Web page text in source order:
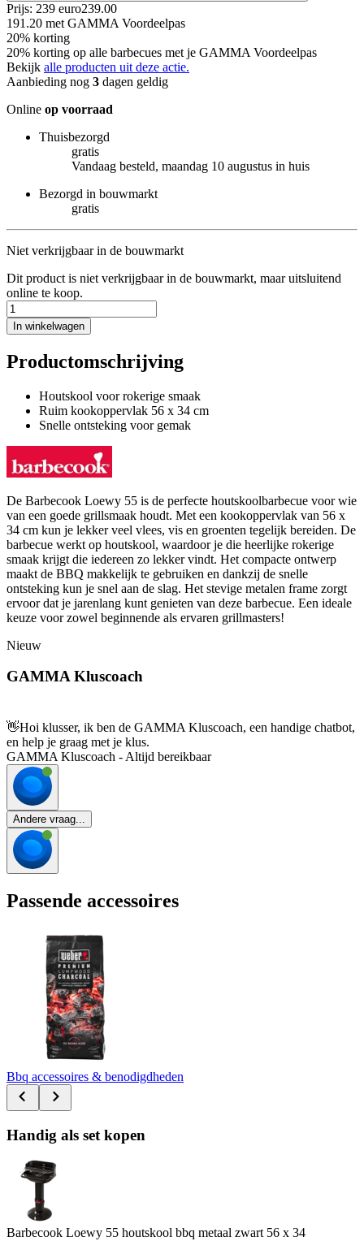
Prijs: 239 euro239.00
191.20 met GAMMA Voordeelpas
20% korting
20% korting op alle barbecues met je GAMMA Voordeelpas
Bekijk alle producten uit deze actie.
Aanbieding nog 3 dagen geldig
Online op voorraad
Thuisbezorgd
gratis
Vandaag besteld, maandag 10 augustus in huis
Bezorgd in bouwmarkt
gratis
Niet verkrijgbaar in de bouwmarkt
Dit product is niet verkrijgbaar in de bouwmarkt, maar uitsluitend
online te koop.
In winkelwagen
Productomschrijving
Houtskool voor rokerige smaak
Ruim kookoppervlak 56 x 34 cm
Snelle ontsteking voor gemak
De Barbecook Loewy 55 is de perfecte houtskoolbarbecue voor wie
van een goede grillsmaak houdt. Met een kookoppervlak van 56 x
34 cm kun je lekker veel vlees, vis en groenten tegelijk bereiden. De
barbecue werkt op houtskool, waardoor je die heerlijke rokerige
smaak krijgt die iedereen zo lekker vindt. Het compacte ontwerp
maakt de BBQ makkelijk te gebruiken en dankzij de snelle
ontsteking kun je snel aan de slag. Het stevige metalen frame zorgt
ervoor dat je jarenlang kunt genieten van deze barbecue. Een ideale
keuze voor zowel beginnende als ervaren grillmasters!
Nieuw
GAMMA Kluscoach
👋Hoi klusser, ik ben de GAMMA Kluscoach, een handige chatbot,
en help je graag met je klus.
GAMMA Kluscoach - Altijd bereikbaar
Andere vraag...
Passende accessoires
Bbq accessoires & benodigdheden
Handig als set kopen
Barbecook Loewy 55 houtskool bbq metaal zwart 56 x 34